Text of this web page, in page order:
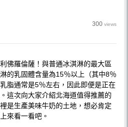
300 views
佛羅倫薩！與普通冰淇淋的最大區
的乳固體含量為15％以上（其中8％
脂通常是5％左右，因此即便是正在
這次向大家介紹北海道值得推薦的
是生產美味牛奶的土地，想必肯定
來看一看吧。